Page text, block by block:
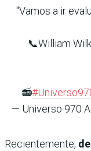
"Vamos a ir
📞William
📻
— Universo 970
Recientemente,